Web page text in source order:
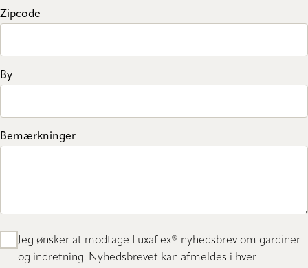
Zipcode
By
Bemærkninger
Jeg ønsker at modtage Luxaflex® nyhedsbrev om gardiner
og indretning. Nyhedsbrevet kan afmeldes i hver